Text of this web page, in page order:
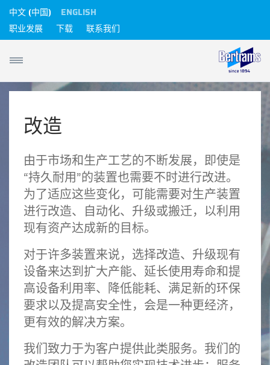
中文 (中国)
ENGLISH
职业发展
下载 联系我们
改造
由于市场和生产工艺的不断发展，即使是
“持久耐用”的装置也需要不时进行改进。
为了适应这些变化，可能需要对生产装置
进行改造、自动化、升级或搬迁，以利用
现有资产达成新的目标。
对于许多装置来说，选择改造、升级现有
设备来达到扩大产能、延长使用寿命和提
高设备利用率、降低能耗、满足新的环保
要求以及提高安全性，会是一种更经济，
更有效的解决方案。
我们致力于为客户提供此类服务。我们的